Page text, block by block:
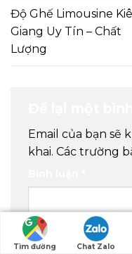
Độ Ghế Limousine
Giang Uy Tín – Chất
Lượng
Email của bạn sẽ
khai. Các trường
Tìm đường Chat Zalo